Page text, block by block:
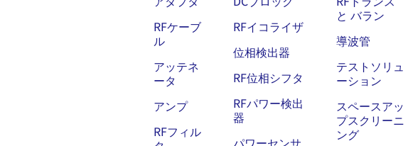
RFケーブ
ル
アッテネ
ータ
アンプ
RFフィル
RFイコライザ
位相検出器
RF位相シフタ
RFパワー検出
器
パワーセンサ
と バラン
導波管
テストソリュ
ーション
スペースアッ
プスクリーニ
ング